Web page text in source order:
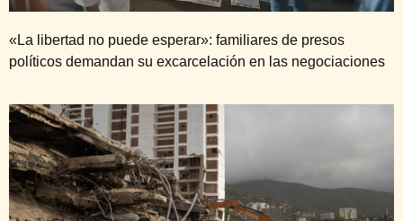
«La libertad no puede esperar»: familiares de presos
políticos demandan su excarcelación en las negociaciones